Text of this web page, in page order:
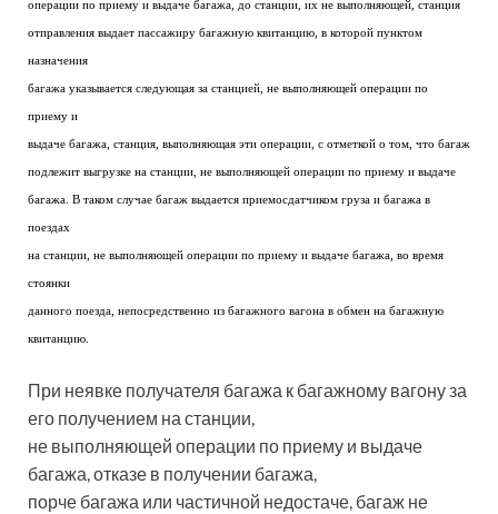
операции по приему и выдаче багажа, до станции, их не выполняющей, станция
отправления выдает пассажиру багажную квитанцию, в которой пунктом
назначения
багажа указывается следующая за станцией, не выполняющей операции по
приему и
выдаче багажа, станция, выполняющая эти операции, с отметкой о том, что багаж
подлежит выгрузке на станции, не выполняющей операции по приему и выдаче
багажа. В таком случае багаж выдается приемосдатчиком груза и багажа в
поездах
на станции, не выполняющей операции по приему и выдаче багажа, во время
стоянки
данного поезда, непосредственно из багажного вагона в обмен на багажную
квитанцию.
При неявке получателя багажа к багажному вагону за
его получением на станции,
не выполняющей операции по приему и выдаче
багажа, отказе в получении багажа,
порче багажа или частичной недостаче, багаж не